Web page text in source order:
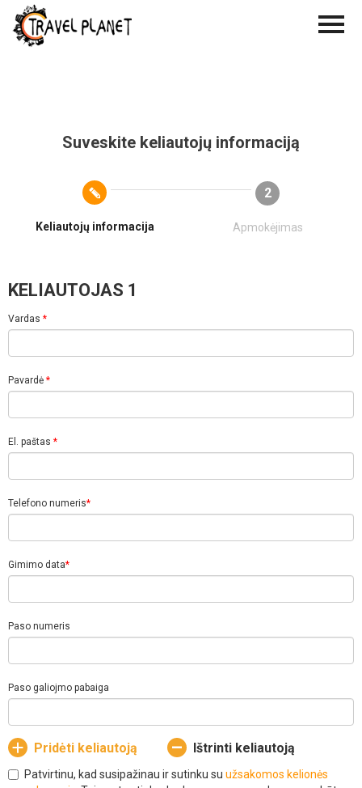
Suveskite keliautojų informaciją
Keliautojų informacija
2
Apmokėjimas
KELIAUTOJAS 1
Vardas *
Pavardė *
El. paštas *
Telefono numeris*
Gimimo data*
Paso numeris
Paso galiojmo pabaiga
Pridėti keliautoją Ištrinti keliautoją
Patvirtinu, kad susipažinau ir sutinku su užsakomos kelionės